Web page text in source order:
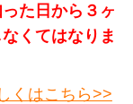
た日から３ヶ
くてはなりま
くはこちら>>